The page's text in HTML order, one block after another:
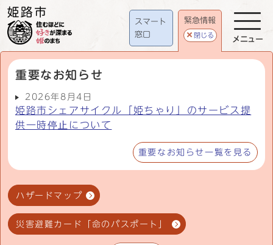
スマート
窓口
緊急情報
閉じる
重要なお知らせ
2026年8月4日
姫路市シェアサイクル「姫ちゃり」のサービス提
供一時停止について
重要なお知らせ一覧を見る
ハザードマップ
災害避難カード「命のパスポート」
メニュー